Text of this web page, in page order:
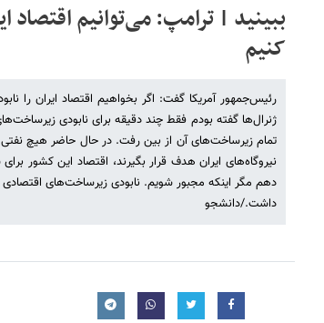
ببینید | ترامپ: می‌توانیم اقتصاد
کنیم
رئیس‌جمهور آمریکا گفت: اگر بخواهیم اقتصاد ایران را
ژنرال‌ها گفته بودم فقط چند دقیقه برای نابودی
تمام زیرساخت‌های آن از بین رفت. در حال حاضر هیچ
نیروگاه‌های ایران هدف قرار بگیرند، اقتصاد این کشور
دهم مگر اینکه مجبور شویم. نابودی زیرساخت‌های اقتصادی
داشت./دانشجو